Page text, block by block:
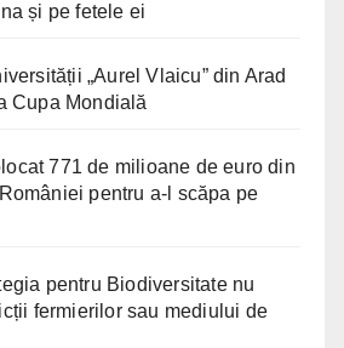
și pe fetele ei
„Aurel Vlaicu” din Arad
Cupa Mondială
771 de milioane de euro din
pentru a-l scăpa pe
pentru Biodiversitate nu
fermierilor sau mediului de